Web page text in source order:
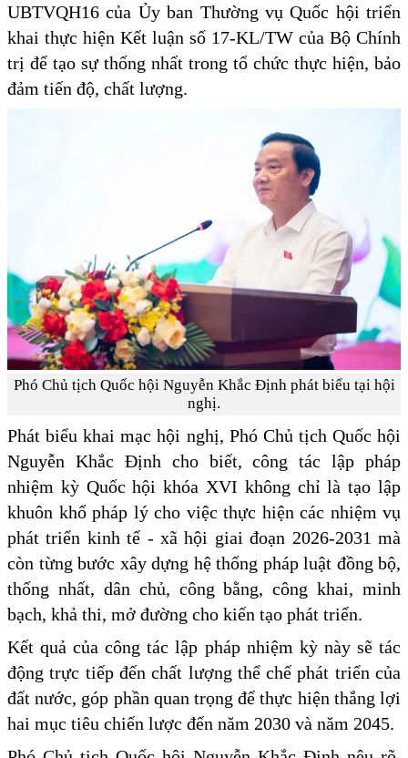
UBTVQH16 của Ủy ban Thường vụ Quốc hội triển
khai thực hiện Kết luận số 17-KL/TW của Bộ Chính
trị để tạo sự thống nhất trong tổ chức thực hiện, bảo
đảm tiến độ, chất lượng.
Phó Chủ tịch Quốc hội Nguyễn Khắc Định phát biểu tại hội
nghị.
Phát biểu khai mạc hội nghị, Phó Chủ tịch Quốc hội
Nguyễn Khắc Định cho biết, công tác lập pháp
nhiệm kỳ Quốc hội khóa XVI không chỉ là tạo lập
khuôn khổ pháp lý cho việc thực hiện các nhiệm vụ
phát triển kinh tế - xã hội giai đoạn 2026-2031 mà
còn từng bước xây dựng hệ thống pháp luật đồng bộ,
thống nhất, dân chủ, công bằng, công khai, minh
bạch, khả thi, mở đường cho kiến tạo phát triển.
Kết quả của công tác lập pháp nhiệm kỳ này sẽ tác
động trực tiếp đến chất lượng thể chế phát triển của
đất nước, góp phần quan trọng để thực hiện thắng lợi
hai mục tiêu chiến lược đến năm 2030 và năm 2045.